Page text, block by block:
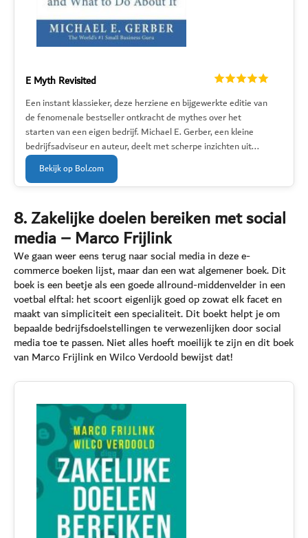
E Myth Revisited
Een instant klassieker, deze herziene en bijgewerkte editie van
de fenomenale bestseller ontkracht de mythes over het
starten van een eigen bedrijf. Michael E. Gerber, een kleine
bedrijfsadviseur en auteur, deelt met scherpe inzichten uit...
Bekijk op Bol.com
8. Zakelijke doelen bereiken met social
media – Marco Frijlink
We gaan weer eens terug naar social media in deze e-
commerce boeken lijst, maar dan een wat algemener boek. Dit
boek is een beetje als een goede allround-middenvelder in een
voetbal elftal: het scoort eigenlijk goed op zowat elk facet en
maakt van simpliciteit een specialiteit. Dit boekt helpt je om
bepaalde bedrijfsdoelstellingen te verwezenlijken door social
media toe te passen. Niet alles hoeft moeilijk te zijn en dit boek
van Marco Frijlink en Wilco Verdoold bewijst dat!